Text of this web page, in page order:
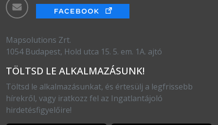
Mapsolutions Zrt.
1054 Budapest, Hold utca 15. 5. em. 1A. ajtó
TÖLTSD LE ALKALMAZÁSUNK!
Töltsd le alkalmazásunkat, és értesülj a legfrissebb
hírekről, vagy iratkozz fel az Ingatlantájoló
hirdetésfigyelőire!